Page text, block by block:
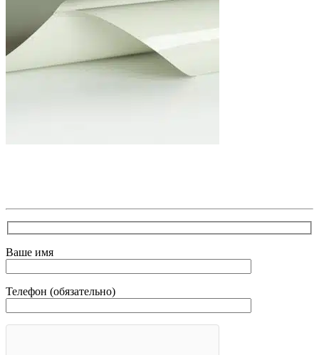
Ваше имя
Телефон (обязательно)